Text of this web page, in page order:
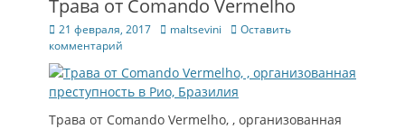
Трава от Comando Vermelho
Опубликовано
21 февраля, 2017 Автор
maltsevini
Оставить
комментарий
Трава от Comando Vermelho, , организованная